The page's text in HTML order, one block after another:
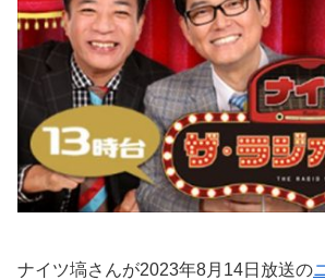
ナイツ塙さんが2023年8月14日放送の